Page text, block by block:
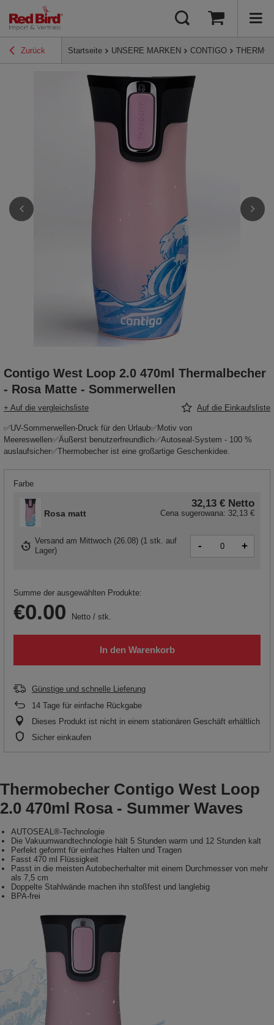
Zurück Startseite UNSERE MARKEN CONTIGO
Contigo West Loop 2.0 470ml Thermalbecher
- Rosa Matte - Sommerwellen
+ Auf die vergleichsliste Auf die Einkaufsliste
✅UV-Sommerwellen-Druck für den Urlaub✅Motiv von
Meereswellen✅Äußerst benutzerfreundlich✅Autoseal-System - 100 %
auslaufsicher✅Thermobecher ist eine großartige Geschenkidee.
Farbe
Rosa matt
32,13 € Netto
Cena sugerowana: 32,13 €
Versand am Mittwoch (26.08) (1 stk. auf
Lager) - +
Summe der ausgewählten Produkte:
€0.00 Netto / stk.
In den Warenkorb
Günstige und schnelle Lieferung
14 Tage für einfache Rückgabe
Dieses Produkt ist nicht in einem stationären Geschäft erhältlich
Sicher einkaufen
Thermobecher Contigo West Loop
2.0 470ml Rosa - Summer Waves
AUTOSEAL®-Technologie
Die Vakuumwandtechnologie hält 5 Stunden warm und 12 Stunden kalt
Perfekt geformt für einfaches Halten und Tragen
Fasst 470 ml Flüssigkeit
Passt in die meisten Autobecherhalter mit einem Durchmesser von mehr
als 7,5 cm
Doppelte Stahlwände machen ihn stoßfest und langlebig
BPA-frei